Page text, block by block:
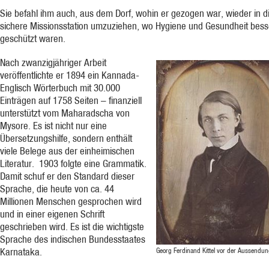
Sie befahl ihm auch, aus dem Dorf, wohin er gezogen war, wieder in
sichere Missionsstation umzuziehen, wo Hygiene und Gesundheit
geschützt waren.
Georg Ferdinand Kittel vor der
Nach zwanzigjähriger Arbeit
veröffentlichte er 1894 ein Kannada-
Englisch Wörterbuch mit 30.000
Einträgen auf 1758 Seiten – finanziell
unterstützt vom Maharadscha von
Mysore. Es ist nicht nur eine
Übersetzungshilfe, sondern enthält
viele Belege aus der einheimischen
Literatur. 1903 folgte eine Grammatik.
Damit schuf er den Standard dieser
Sprache, die heute von ca. 44
Millionen Menschen gesprochen wird
und in einer eigenen Schrift
geschrieben wird. Es ist die wichtigste
Sprache des indischen Bundesstaates
Karnataka.